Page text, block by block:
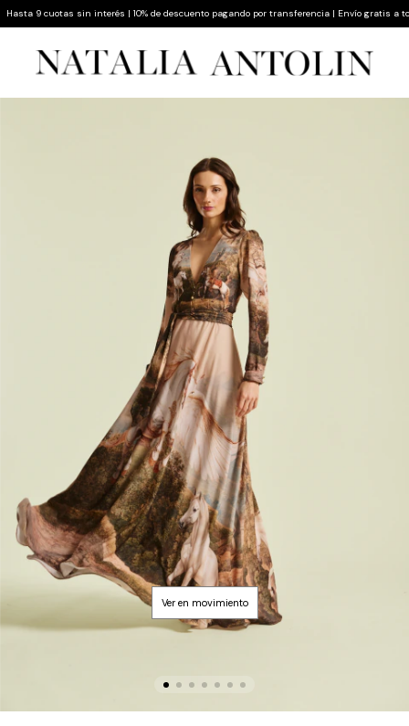
9 cuotas sin interés | 10% de descuento pagando por transferencia | Envío gratis a todo